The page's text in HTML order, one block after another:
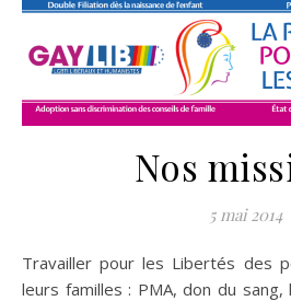
Nos
5 mai 2014
Travailler pour les Libertés des personnes LGBTI et de
leurs familles : PMA, don du